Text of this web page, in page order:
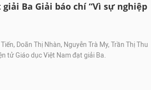
Ba Giải báo chí “Vì sự nghiệp
Doãn Thị Nhàn, Nguyễn Trà My, Trần Thị Thu
tử Giáo dục Việt Nam đạt giải Ba.